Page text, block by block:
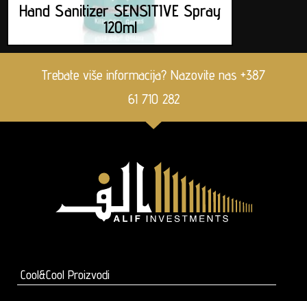
Hand Sanitizer SENSITIVE Spray
120ml
Trebate više informacija? Nazovite nas +387
61 710 282
Cool&Cool Proizvodi